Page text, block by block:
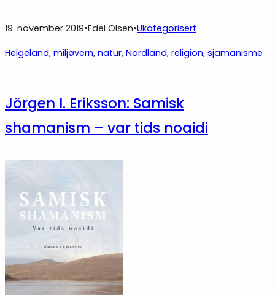
19. november 2019•Edel Olsen•Ukategorisert
Helgeland, miljøvern, natur, Nordland, religion, sjamanisme
Jörgen I. Eriksson: Samisk
shamanism – var tids noaidi